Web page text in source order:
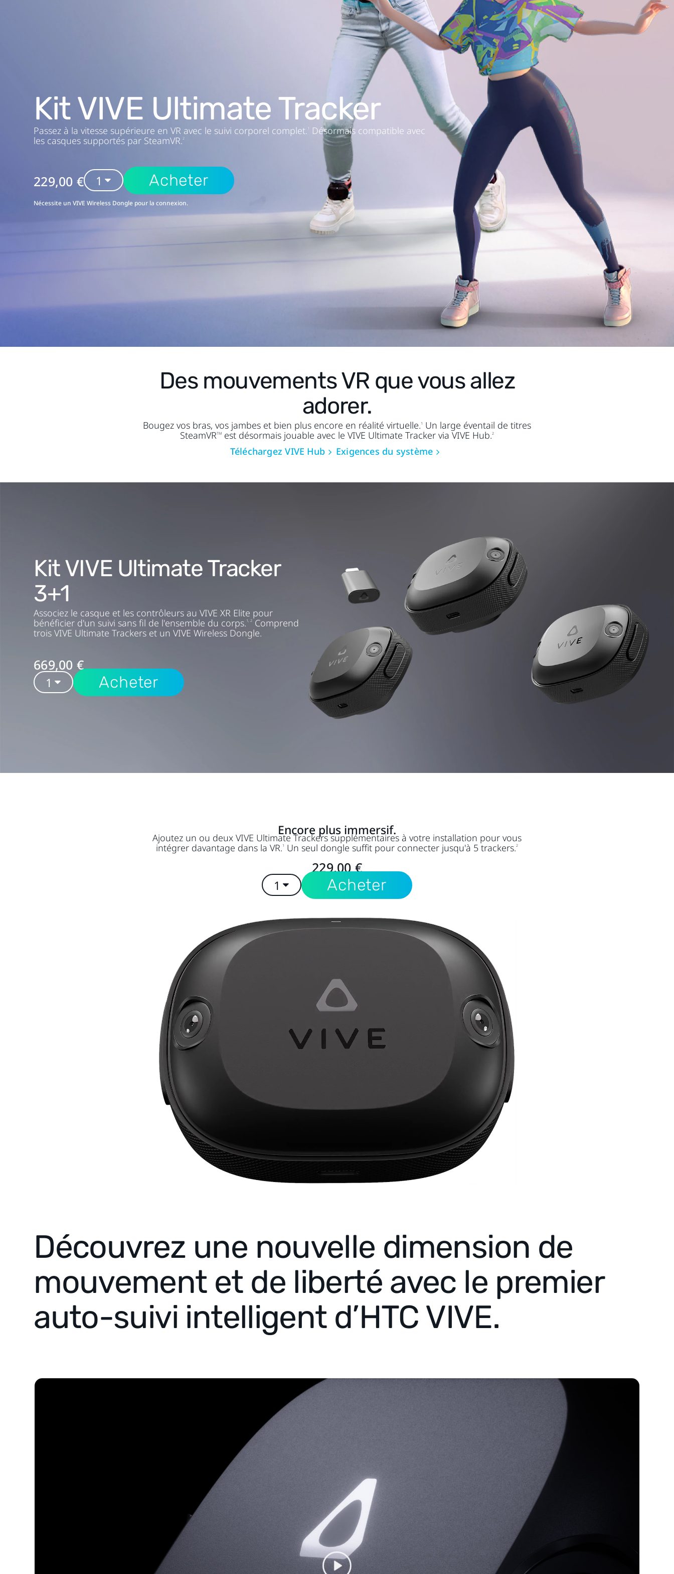
SteamVR
Kit VIVE Ultimate Tracker
Passez à la vitesse supérieure en VR avec le suivi corporel complet. 1
Désormais compatible avec
les casques supportés par SteamVR.2
229,00 € Acheter
Nécessite un VIVE Wireless Dongle pour la connexion.
Des mouvements VR que vous allez
adorer.
Bougez vos bras, vos jambes et bien plus encore en réalité virtuelle. 1
Un large éventail de titres
SteamVRTMest désormais jouable avec le VIVE Ultimate Tracker via VIVE Hub.2
Téléchargez VIVE Hub Exigences du système
Kit VIVE Ultimate Tracker
3+1
Associez le casque et les contrôleurs au VIVE XR Elite pour
bénéficier d'un suivi sans fil de l'ensemble du corps. 1, 2 Comprend
trois VIVE Ultimate Trackers et un VIVE Wireless Dongle.
669,00 €
Acheter
Encore plus immersif.
Ajoutez un ou deux VIVE Ultimate Trackers supplémentaires à votre installation pour vous
intégrer davantage dans la VR. 1 Un seul dongle suffit pour connecter jusqu'à 5 trackers.2
229,00 €
Acheter
Découvrez une nouvelle dimension de
mouvement et de liberté avec le premier
auto-suivi intelligent d’HTC VIVE.
NVIDIA® GeForce GTX 1060 6 Go équivalent ou
RX 580 équivalent ou supérieur
Windows® 11, Windows® 10
Connectivité PC
Pour VIVE Wireless Dongle :
Port USB Type-C
Pour le streaming PC VR avec fil (casques VIVE uniquement) :
Bien que l'USB 2.0 soit pris en charge, nous recommandons d'utiliser un port USB 3.0 ou plus
récent pour de meilleures performances.
Pour le streaming PC VR sans fil (casques VIVE uniquement) :
Wi‑Fi 802.11ac, Wi‑Fi 802.11ax (5 GHz), ou Wi‑Fi 6E
Le PC et le casque doivent être connectés au même réseau.